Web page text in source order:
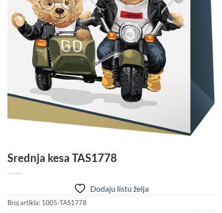
Srednja kesa TAS1778
Dodaju listu želja
Broj artikla: 1005-TAS1778